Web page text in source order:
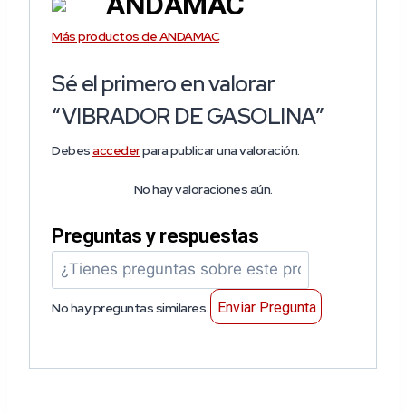
Más productos de ANDAMAC
No hay valoraciones aún.
Sé el primero en valorar
“VIBRADOR DE GASOLINA”
Debesaccederpara publicar una valoración.
Preguntas y respuestas
No hay preguntas similares. Enviar Pregunta